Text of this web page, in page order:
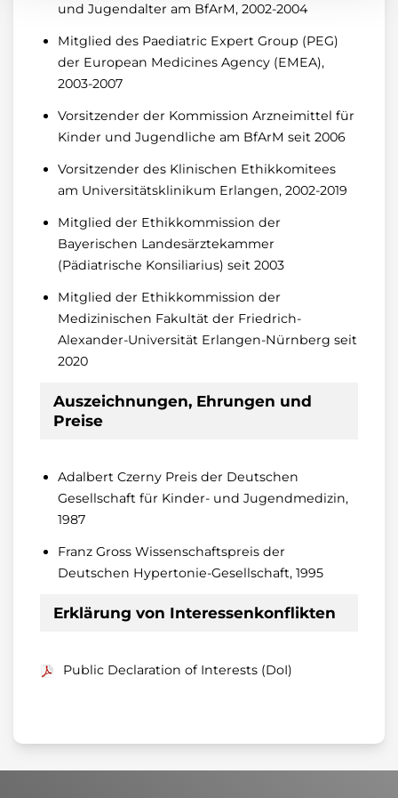
und Jugendalter am BfArM, 2002-2004
Mitglied des Paediatric Expert Group (PEG)
der European Medicines Agency (EMEA),
2003-2007
Vorsitzender der Kommission Arzneimittel für
Kinder und Jugendliche am BfArM seit 2006
Vorsitzender des Klinischen Ethikkomitees
am Universitätsklinikum Erlangen, 2002-2019
Mitglied der Ethikkommission der
Bayerischen Landesärztekammer
(Pädiatrische Konsiliarius) seit 2003
Mitglied der Ethikkommission der
Medizinischen Fakultät der Friedrich-
Alexander-Universität Erlangen-Nürnberg seit
2020
Auszeichnungen, Ehrungen und
Preise
Adalbert Czerny Preis der Deutschen
Gesellschaft für Kinder- und Jugendmedizin,
1987
Franz Gross Wissenschaftspreis der
Deutschen Hypertonie-Gesellschaft, 1995
Erklärung von Interessenkonflikten
Public Declaration of Interests (DoI)